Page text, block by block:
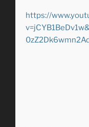
https://